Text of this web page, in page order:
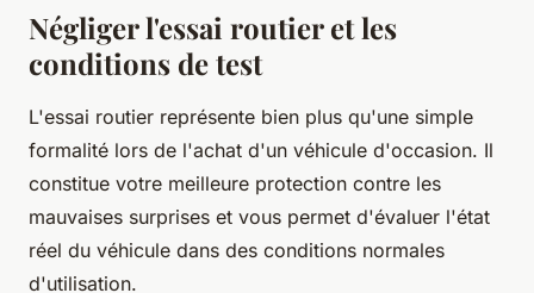
Négliger l'essai routier et les
conditions de test
L'essai routier représente bien plus qu'une simple
formalité lors de l'achat d'un véhicule d'occasion. Il
constitue votre meilleure protection contre les
mauvaises surprises et vous permet d'évaluer l'état
réel du véhicule dans des conditions normales
d'utilisation.